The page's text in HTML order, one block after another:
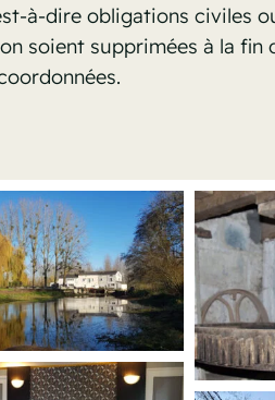
à-dire obligations civiles
soient supprimées à la